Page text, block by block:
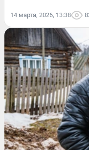
14 марта, 2026, 13:38